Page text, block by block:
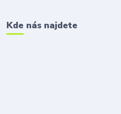
Kde nás najdete